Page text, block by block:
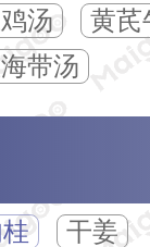
汤
黄芪
带汤
干姜